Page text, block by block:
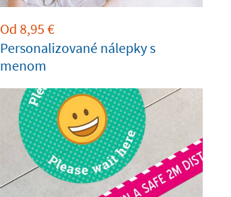
Od8,95 €
Personalizované nálepky s
menom